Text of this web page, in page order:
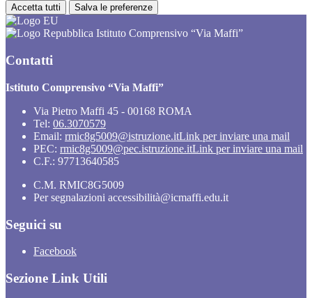
Accetta tutti Salva le preferenze
Istituto Comprensivo “Via Maffi”
Contatti
Istituto Comprensivo “Via Maffi”
Via Pietro Maffi 45 - 00168 ROMA
Tel: 06.3070579
Email: rmic8g5009@istruzione.itLink per inviare una mail
PEC: rmic8g5009@pec.istruzione.itLink per inviare una mail
C.F.: 97713640585
C.M. RMIC8G5009
Per segnalazioni accessibilità@icmaffi.edu.it
Seguici su
Facebook
Sezione Link Utili